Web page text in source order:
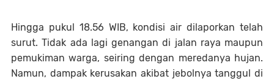
Hingga pukul 18.56 WIB, kondisi air dilaporkan telah
surut. Tidak ada lagi genangan di jalan raya maupun
pemukiman warga, seiring dengan meredanya hujan.
Namun, dampak kerusakan akibat jebolnya tanggul di